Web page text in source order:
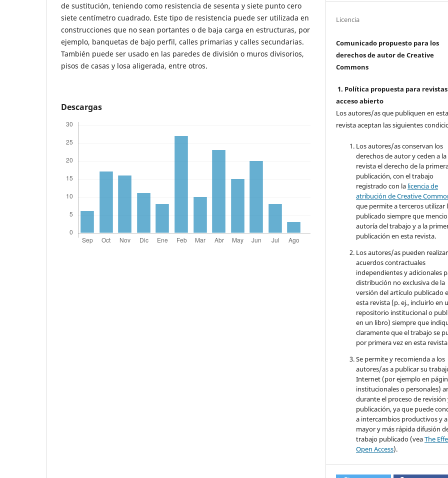
de sustitución, teniendo como resistencia de sesenta y siete punto cero
siete centímetro cuadrado. Este tipo de resistencia puede ser utilizada en
construcciones que no sean portantes o de baja carga en estructuras, por
ejemplo, banquetas de bajo perfil, calles primarias y calles secundarias.
También puede ser usado en las paredes de división o muros divisorios,
pisos de casas y losa aligerada, entre otros.
Descargas
Licencia
Comunicado propuesto para los
derechos de autor de Creative
Commons
1. Política propuesta para
acceso abierto
Los autores/as que publiquen en esta
revista aceptan las siguientes
Los autores/as conservan los
derechos de autor y ceden a la
revista el derecho de la
publicación, con el trabajo
registrado con la licencia de
atribución de Creative
que permite a terceros utilizar
publicado siempre que
autoría del trabajo y a la
publicación en esta revista.
Los autores/as pueden
acuerdos contractuales
independientes y adicionales
distribución no exclusiva de la
versión del artículo publicado
esta revista (p. ej., incluirlo en
repositorio institucional o
en un libro) siempre que
claramente que el trabajo se
por primera vez en esta
Se permite y recomienda a los
autores/as a publicar su
Internet (por ejemplo en
institucionales o personales)
durante el proceso de revisión
publicación, ya que puede
a intercambios productivos y
mayor y más rápida difusión
trabajo publicado (veaThe
Open Access).